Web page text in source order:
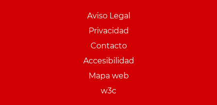
Aviso Legal
Privacidad
Contacto
Accesibilidad
Mapa web
w3c